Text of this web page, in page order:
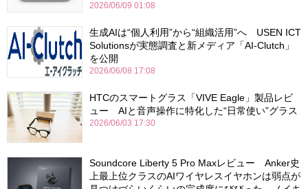
2026/06/09 01:08
生成AIは“個人利用”から“組織活用”へ USEN ICT
Solutionsが実態調査と新メディア「AI-Clutch」
を公開
2026/06/08 17:08
HTCのスマートグラス「VIVE Eagle」製品レビ
ュー AIと音声操作に特化した“日常使い”グラス
2026/06/03 17:30
Soundcore Liberty 5 Pro Maxレビュー Anker史
上最上位クラスのAIワイヤレスイヤホンは弱点が